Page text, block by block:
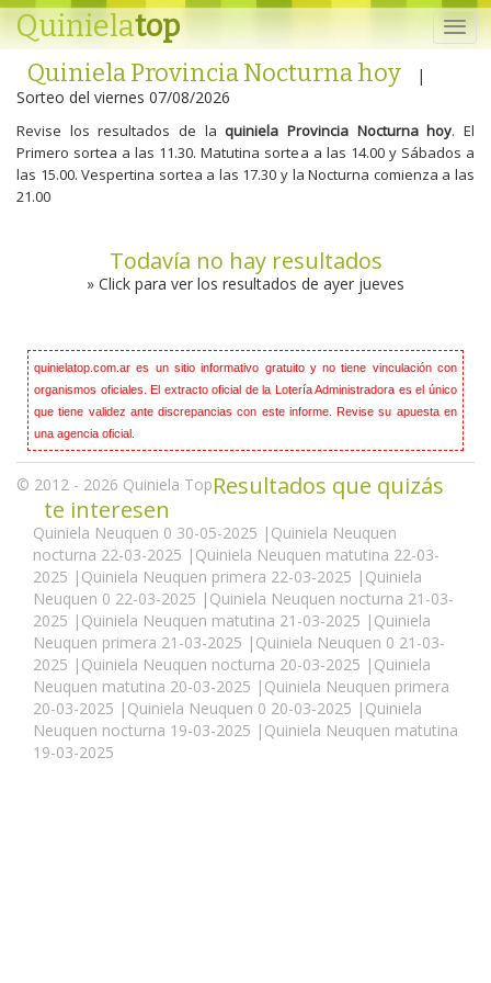
Quinielatop
Quiniela Provincia Nocturna hoy
|
Sorteo del viernes 07/08/2026
Revise los resultados de la quiniela Provincia Nocturna hoy. El
Primero sortea a las 11.30. Matutina sortea a las 14.00 y Sábados a
las 15.00. Vespertina sortea a las 17.30 y la Nocturna comienza a las
21.00
Todavía no hay resultados
» Click para ver los resultados de ayer jueves
quinielatop.com.ar es un sitio informativo gratuito y no tiene vinculación con
organismos oficiales. El extracto oficial de la Lotería Administradora es el único
que tiene validez ante discrepancias con este informe. Revise su apuesta en
una agencia oficial.
© 2012 - 2026 Quiniela TopResultados que quizás
te interesen
Quiniela Neuquen 0 30-05-2025 | Quiniela Neuquen
nocturna 22-03-2025 | Quiniela Neuquen matutina 22-03-
2025 | Quiniela Neuquen primera 22-03-2025 | Quiniela
Neuquen 0 22-03-2025 | Quiniela Neuquen nocturna 21-03-
2025 | Quiniela Neuquen matutina 21-03-2025 | Quiniela
Neuquen primera 21-03-2025 | Quiniela Neuquen 0 21-03-
2025 | Quiniela Neuquen nocturna 20-03-2025 | Quiniela
Neuquen matutina 20-03-2025 | Quiniela Neuquen primera
20-03-2025 | Quiniela Neuquen 0 20-03-2025 | Quiniela
Neuquen nocturna 19-03-2025 | Quiniela Neuquen matutina
19-03-2025